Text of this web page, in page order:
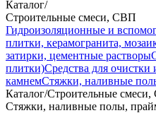
Каталог/
Строительные смеси, СВП
Гидроизоляционные и
плитки, керамогранита,
затирки, цементные растворы
плитки)Средства для очистки
камнемСтяжки, наливные
Каталог/Строительные
Стяжки, наливные полы,